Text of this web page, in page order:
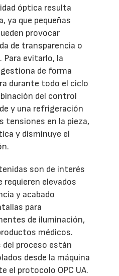
óptica resulta
ya que pequeñas
provocar
de transparencia o
evitarlo, la
de forma
durante todo el ciclo
del control
y una refrigeración
tensiones en la pieza,
y disminuye el
son de interés
requieren elevados
y acabado
para
de iluminación,
médicos.
proceso están
desde la máquina
el protocolo OPC UA.